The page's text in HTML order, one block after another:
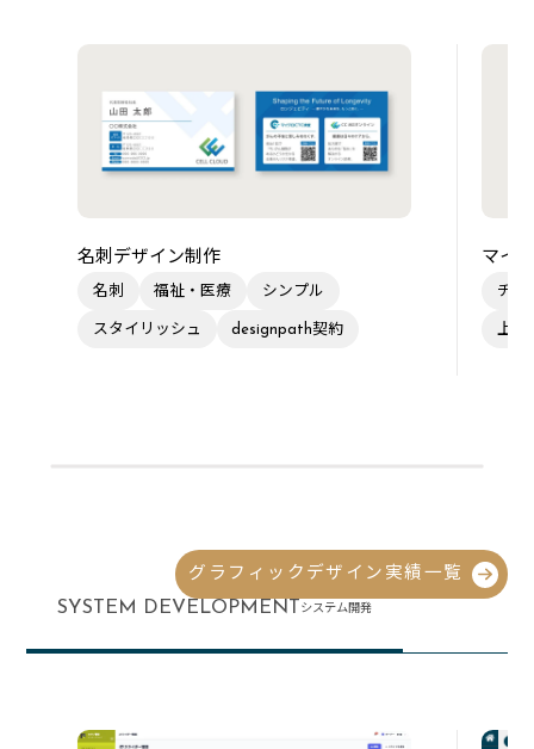
名刺デザイン制作
名刺 福祉・医療 シンプル
スタイリッシュ designpath契約
マイ
チラ
上品
グラフィックデザイン実績一覧
SYSTEM DEVELOPMENT システム開発